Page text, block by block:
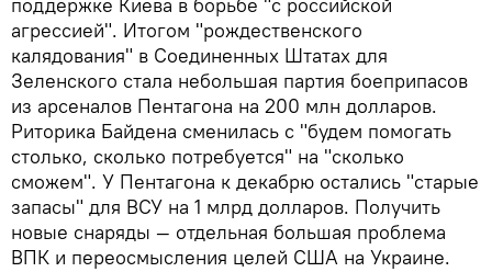
агрессией". Итогом "рождественского
калядования" в Соединенных Штатах для
Зеленского стала небольшая партия боеприпасов
из арсеналов Пентагона на 200 млн долларов.
Риторика Байдена сменилась с "будем помогать
столько, сколько потребуется" на "сколько
сможем". У Пентагона к декабрю остались "старые
запасы" для ВСУ на 1 млрд долларов. Получить
новые снаряды — отдельная большая проблема
ВПК и переосмысления целей США на Украине.